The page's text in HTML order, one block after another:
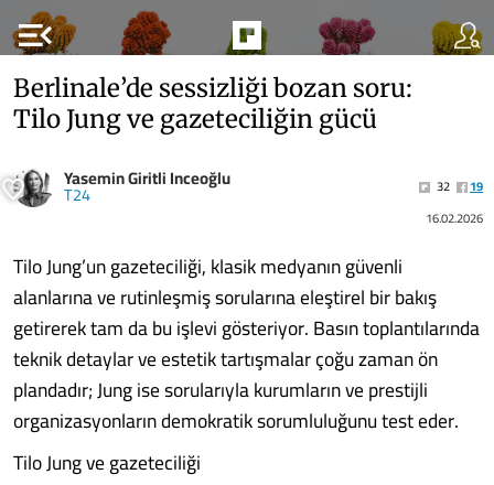
menu_open
Berlinale’de sessizliği bozan soru:
Tilo Jung ve gazeteciliğin gücü
Yasemin Giritli Inceoğlu
T24 32
19
16.02.2026
Tilo Jung’un gazeteciliği, klasik medyanın güvenli
alanlarına ve rutinleşmiş sorularına eleştirel bir bakış
getirerek tam da bu işlevi gösteriyor. Basın toplantılarında
teknik detaylar ve estetik tartışmalar çoğu zaman ön
plandadır; Jung ise sorularıyla kurumların ve prestijli
organizasyonların demokratik sorumluluğunu test eder.
Tilo Jung ve gazeteciliği